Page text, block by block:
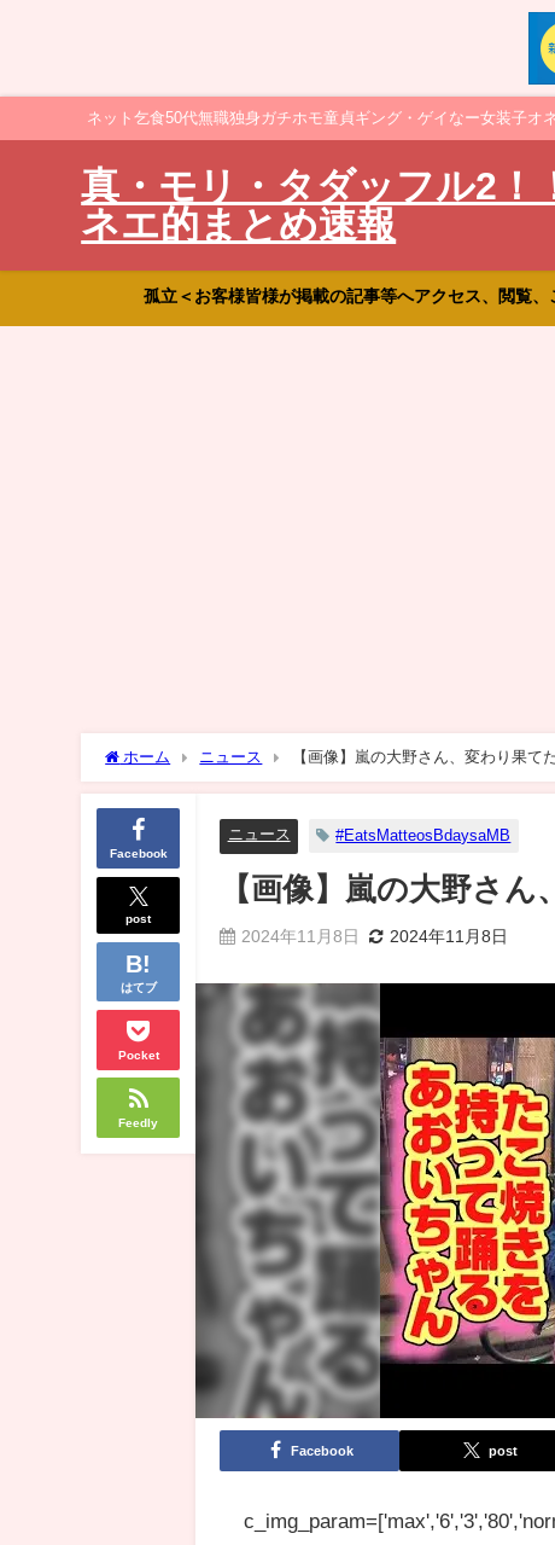
ネット乞食50代無職独身ガチホモ童貞ギング・ゲイなー女装子
真・モリ・タダッフル2！
ネエ的まとめ速報
孤立＜お客様皆様が掲載の記事等へアクセス、閲覧
ホーム ニュース 【画像】嵐の大野さん、変わり果て
Facebook
post
はてブ
Pocket
Feedly
ニュース #EatsMatteosBdaysaMB
【画像】嵐の大野さ
2024年11月8日 2024年11月8日
Facebook post